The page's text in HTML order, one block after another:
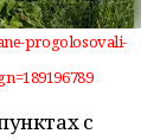
progolosovali-
с